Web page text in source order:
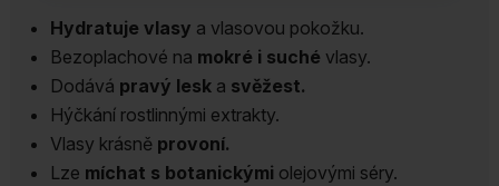
Hydratuje vlasy a vlasovou pokožku.
Bezoplachové na mokré i suché vlasy.
Dodává pravý lesk a svěžest.
Hýčkání rostlinnými extrakty.
Vlasy krásně provoní.
Lze míchat s botanickými olejovými séry.